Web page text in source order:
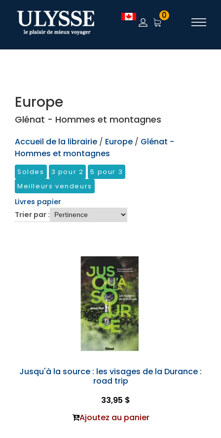
TEST 0
Europe
Glénat - Hommes et montagnes
Accueil de la librairie / Europe / Glénat -
Hommes et montagnes
Soldes 3 pour 2
5 pour 3
Meilleurs vendeurs
Livres papier
Trier par :
Jusqu'à la source : les visages de la Durance :
road trip
33,95 $
Ajoutez au panier